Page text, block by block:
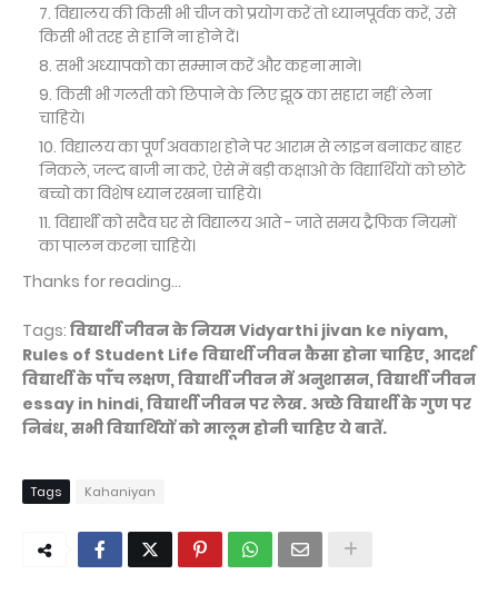
विद्यालय की किसी भी चीज को प्रयोग करें तो ध्यानपूर्वक करें, उसे
किसी भी तरह से हानि ना होने दें।
सभी अध्यापको का सम्मान करें और कहना माने।
किसी भी गलती को छिपाने के लिए झूठ का सहारा नहीं लेना
चाहिये।
विद्यालय का पूर्ण अवकाश होने पर आराम से लाइन बनाकर बाहर
निकले, जल्द बाजी ना करे, ऐसे में बड़ी कक्षाओ के विद्यार्थियों को छोटे
बच्चो का विशेष ध्यान रखना चाहिये।
विद्यार्थी को सदैव घर से विद्यालय आते - जाते समय ट्रैफिक नियमों
का पालन करना चाहिये।
Thanks for reading...
Tags: विद्यार्थी जीवन के नियम Vidyarthi jivan ke niyam,
Rules of Student Life विद्यार्थी जीवन कैसा होना चाहिए, आदर्श
विद्यार्थी के पाँच लक्षण, विद्यार्थी जीवन में अनुशासन, विद्यार्थी जीवन
essay in hindi, विद्यार्थी जीवन पर लेख. अच्छे विद्यार्थी के गुण पर
निबंध, सभी विद्यार्थियों को मालूम होनी चाहिए ये बातें.
Tags Kahaniyan